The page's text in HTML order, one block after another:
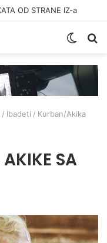
OD STRANE IZ-a
Switch
/ Ibadeti / Kurban/Akika
SA